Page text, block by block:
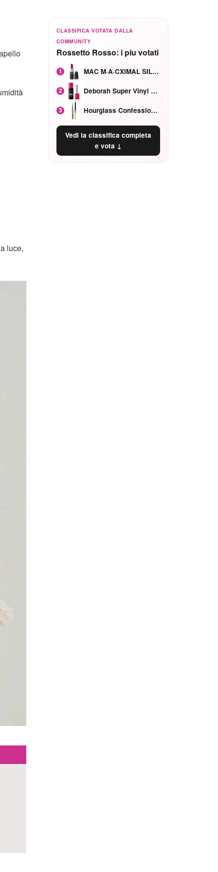
luce,
CLASSIFICA VOTATA DALLA
COMMUNITY
Rossetto Rosso: i piu votati
1 MAC M·A·CXIMAL SILKY MATTE Red Rock mat
2 Deborah Super Vinyl Shake Rosa Ciliegia
3 Hourglass Confession Ricaricabile Ultra Preciso Ad Alta Intensità Secretly Classic Red
Vedi la classifica completa
e vota ↓